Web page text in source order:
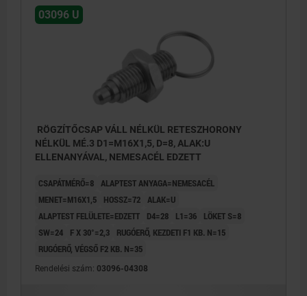
03096 U
RÖGZÍTŐCSAP VÁLL NÉLKÜL RETESZHORONY
NÉLKÜL MÉ.3 D1=M16X1,5, D=8, ALAK:U
ELLENANYÁVAL, NEMESACÉL EDZETT
CSAPÁTMÉRŐ=8 ALAPTEST ANYAGA=NEMESACÉL
MENET=M16X1,5
HOSSZ=72 ALAK=U
ALAPTEST FELÜLETE=EDZETT
D4=28 L1=36
LÖKET S=8
SW=24
F X 30°=2,3
RUGÓERŐ, KEZDETI F1 KB. N=15
RUGÓERŐ, VÉGSŐ F2 KB. N=35
Rendelési szám: 03096-04308